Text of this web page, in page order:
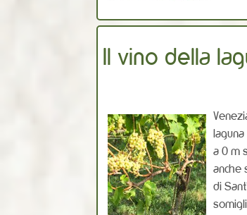
Il vino della
a 0 m
anche
di